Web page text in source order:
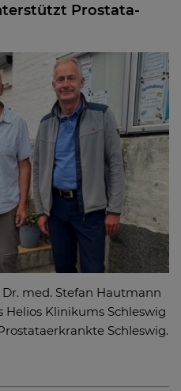
Prostata-
med. Stefan Hautmann
Klinikums Schleswig
Schleswig.